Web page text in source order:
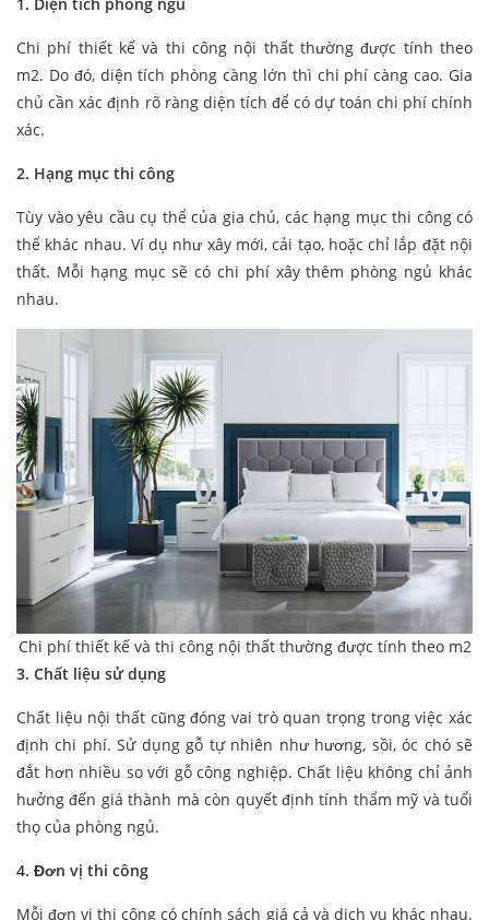
Chi phí thiết kế và thi công nội thất thường được tính theo
m2. Do đó, diện tích phòng càng lớn thì chi phí càng cao. Gia
chủ cần xác định rõ ràng diện tích để có dự toán chi phí chính
xác.
2. Hạng mục thi công
Tùy vào yêu cầu cụ thể của gia chủ, các hạng mục thi công có
thể khác nhau. Ví dụ như xây mới, cải tạo, hoặc chỉ lắp đặt nội
thất. Mỗi hạng mục sẽ có chi phí xây thêm phòng ngủ khác
nhau.
Chi phí thiết kế và thi công nội thất thường được tính theo m2
3. Chất liệu sử dụng
Chất liệu nội thất cũng đóng vai trò quan trọng trong việc xác
định chi phí. Sử dụng gỗ tự nhiên như hương, sồi, óc chó sẽ
đắt hơn nhiều so với gỗ công nghiệp. Chất liệu không chỉ ảnh
hưởng đến giá thành mà còn quyết định tính thẩm mỹ và tuổi
thọ của phòng ngủ.
4. Đơn vị thi công
Mỗi đơn vị thi công có chính sách giá cả và dịch vụ khác nhau.